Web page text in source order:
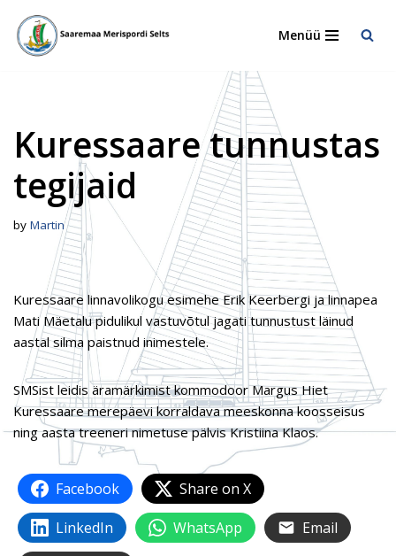
Skip
Menüü
Kuressaare tunnustas
tegijaid
by Martin
Kuressaare linnavolikogu esimehe Erik Keerbergi ja linnapea
Mati Mäetalu pidulikul vastuvõtul jagati tunnustust läinud
aastal silma paistnud inimestele.
SMSist leidis äramärkimist kommodoor Margus Hiet
Kuressaare merepäevi korraldava meeskonna koosseisus
ning aasta treeneri nimetuse pälvis Kristiina Klaos.
Facebook
Share on X
LinkedIn
WhatsApp
Email